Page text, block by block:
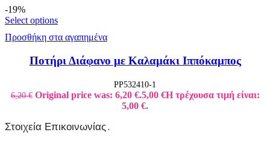
-19%
Select options
Προσθήκη στα αγαπημένα
Ποτήρι Διάφανο με Καλαμάκι Ιππόκαμπος
PP532410-1
6,20€ Original price was: 6,20 €.5,00 €Η τρέχουσα τιμή είναι:
5,00 €.
Στοιχεία Επικοινωνίας.